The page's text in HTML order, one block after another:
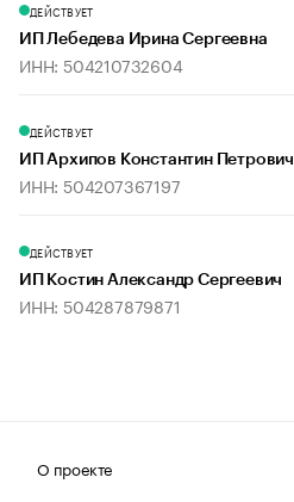
ДЕЙСТВУЕТ
ИП Лебедева Ирина Сергеевна
ИНН: 504210732604
ДЕЙСТВУЕТ
ИП Архипов Константин Петрович
ИНН: 504207367197
ДЕЙСТВУЕТ
ИП Костин Александр Сергеевич
ИНН: 504287879871
О проекте